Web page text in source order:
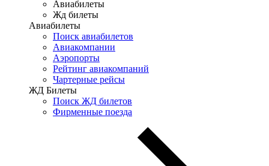
Авиабилеты
Жд билеты
Авиабилеты
Поиск авиабилетов
Авиакомпании
Аэропорты
Рейтинг авиакомпаний
Чартерные рейсы
ЖД Билеты
Поиск ЖД билетов
Фирменные поезда